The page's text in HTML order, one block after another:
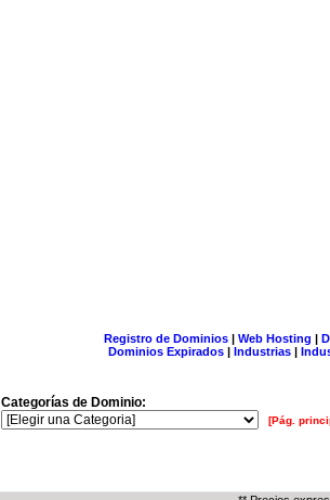
Registro de Dominios| Web Hosting |
Dominios Expirados | Industrias |
Categorías de Dominio:
[Pág.